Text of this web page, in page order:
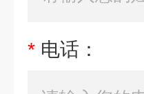
* 电话：